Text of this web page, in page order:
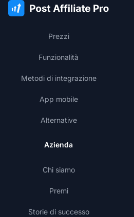
Prezzi
Funzionalità
Metodi di integrazione
App mobile
Alternative
Azienda
Chi siamo
Premi
Storie di successo